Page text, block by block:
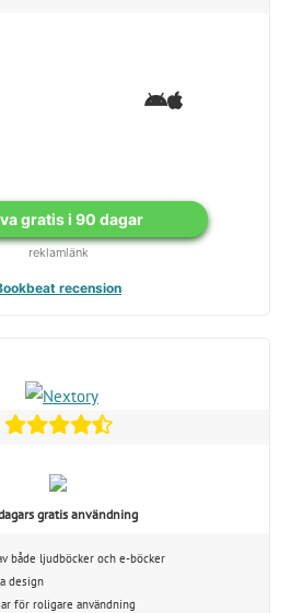
gratis i 90 dagar
reklamlänk
recension
gratis användning
både ljudböcker och e-böcker
design
för roligare användning